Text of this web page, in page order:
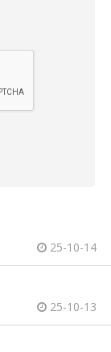
25-10-14
25-10-13